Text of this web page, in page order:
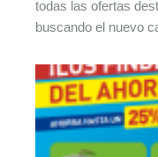
todas las ofertas
buscando el nuevo